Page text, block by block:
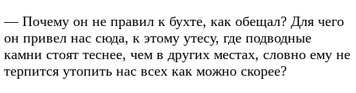
— Почему он не правил к бухте, как обещал? Для чего
он привел нас сюда, к этому утесу, где подводные
камни стоят теснее, чем в других местах, словно ему не
терпится утопить нас всех как можно скорее?